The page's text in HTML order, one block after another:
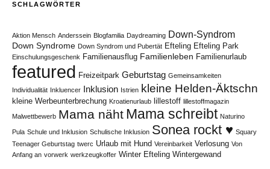
SCHLAGWÖRTER
Aktion Mensch Anderssein Blogfamilia Daydreaming Down-Syndrom
Down Syndrome Down Syndrom und Pubertät Efteling Efteling Park
Einschulungsgeschenk Familienausflug Familienleben Familienurlaub
featured Freizeitpark Geburtstag Gemeinsamkeiten
Individualität Inkluencer Inklusion Istrien kleine Helden-Äktschn
kleine Werbeunterbrechung Kroatienurlaub lillestoff lillestoffmagazin
Malwettbewerb Mama näht Mama schreibt Naturino
Pula Schule und Inklusion Schulische Inklusion Sonea rockt ♥ Squary
Teenager Geburtstag twerc Urlaub mit Hund Vereinbarkeit Verlosung Von
Anfang an vorwerk werkzeugkoffer Winter Efteling Wintergewand